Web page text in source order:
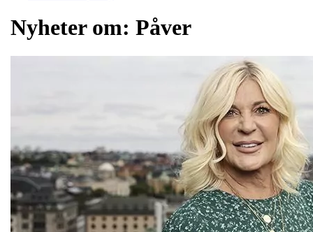
Nyheter om: Påver